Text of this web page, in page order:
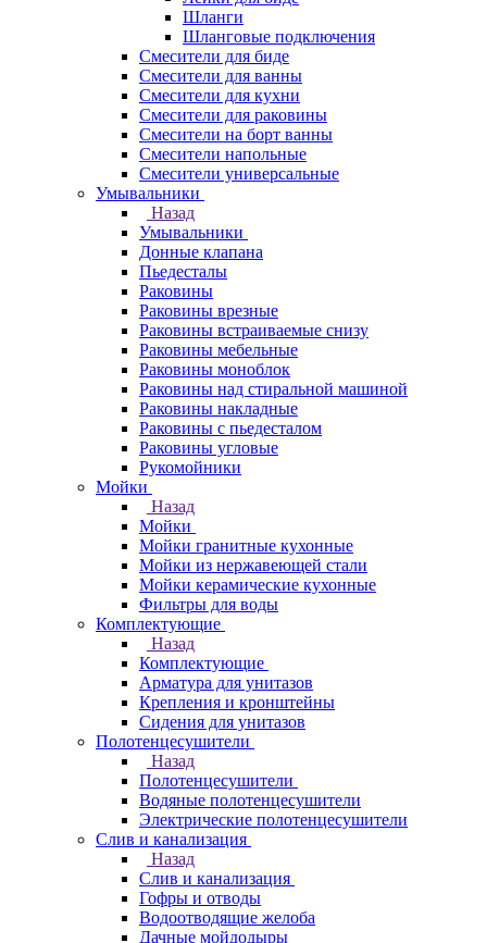
Шланги
Шланговые подключения
Смесители для биде
Смесители для ванны
Смесители для кухни
Смесители для раковины
Смесители на борт ванны
Смесители напольные
Смесители универсальные
Умывальники
Назад
Умывальники
Донные клапана
Пьедесталы
Раковины
Раковины врезные
Раковины встраиваемые снизу
Раковины мебельные
Раковины моноблок
Раковины над стиральной машиной
Раковины накладные
Раковины с пьедесталом
Раковины угловые
Рукомойники
Мойки
Назад
Мойки
Мойки гранитные кухонные
Мойки из нержавеющей стали
Мойки керамические кухонные
Фильтры для воды
Комплектующие
Назад
Комплектующие
Арматура для унитазов
Крепления и кронштейны
Сидения для унитазов
Полотенцесушители
Назад
Полотенцесушители
Водяные полотенцесушители
Электрические полотенцесушители
Слив и канализация
Назад
Слив и канализация
Гофры и отводы
Водоотводящие желоба
Дачные мойдодыры